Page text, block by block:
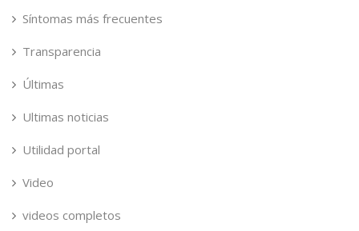
Síntomas más frecuentes
Transparencia
Últimas
Ultimas noticias
Utilidad portal
Video
videos completos